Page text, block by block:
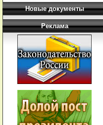
Новые документы
Реклама